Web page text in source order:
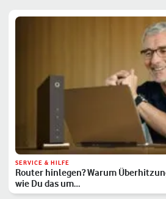
SERVICE & HILFE
Router hinlegen? Warum
wie Du das um…